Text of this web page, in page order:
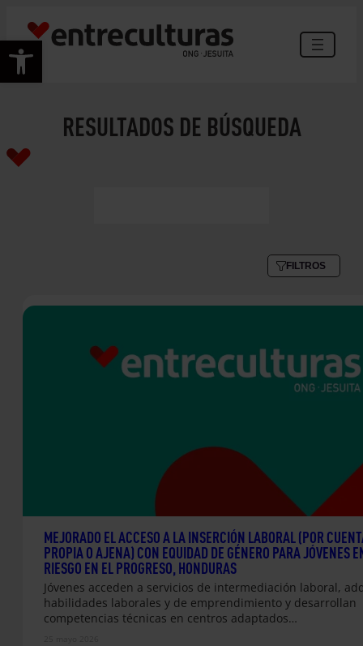
Abrir barra de herramientas
RESULTADOS DE BÚSQUEDA
FILTROS
MEJORADO EL ACCESO A LA INSERCIÓN LABORAL (POR
PROPIA O AJENA) CON EQUIDAD DE GÉNERO PARA JÓVENES
RIESGO EN EL PROGRESO, HONDURAS
Jóvenes acceden a servicios de intermediación laboral,
habilidades laborales y de emprendimiento y desarrollan
competencias técnicas en centros adaptados…